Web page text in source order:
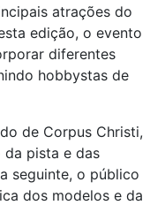
atrações do
edição, o evento
diferentes
hobbystas de
de Corpus Christi,
da pista e das
seguinte, o público
dos modelos e da